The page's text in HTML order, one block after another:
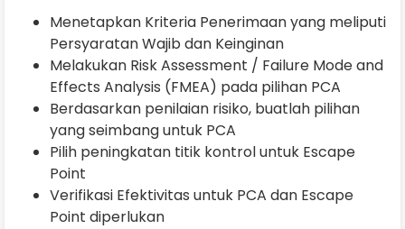
Menetapkan Kriteria Penerimaan yang meliputi
Persyaratan Wajib dan Keinginan
Melakukan Risk Assessment / Failure Mode and
Effects Analysis (FMEA) pada pilihan PCA
Berdasarkan penilaian risiko, buatlah pilihan
yang seimbang untuk PCA
Pilih peningkatan titik kontrol untuk Escape
Point
Verifikasi Efektivitas untuk PCA dan Escape
Point diperlukan